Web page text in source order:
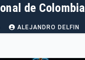
de Colombia
ALEJANDRO DELFIN